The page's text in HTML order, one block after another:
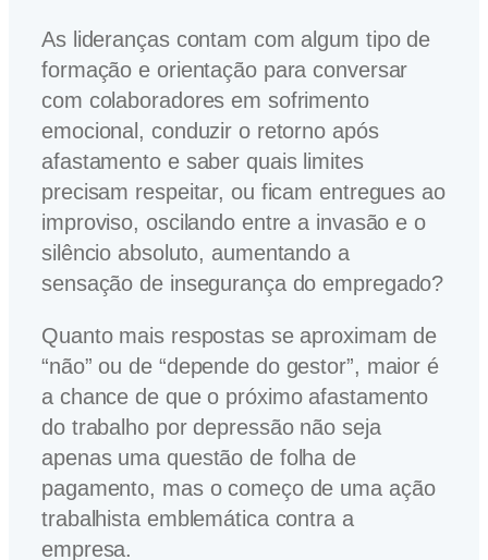
As lideranças contam com algum tipo de
formação e orientação para conversar
com colaboradores em sofrimento
emocional, conduzir o retorno após
afastamento e saber quais limites
precisam respeitar, ou ficam entregues ao
improviso, oscilando entre a invasão e o
silêncio absoluto, aumentando a
sensação de insegurança do empregado?
Quanto mais respostas se aproximam de
“não” ou de “depende do gestor”, maior é
a chance de que o próximo afastamento
do trabalho por depressão não seja
apenas uma questão de folha de
pagamento, mas o começo de uma ação
trabalhista emblemática contra a
empresa.